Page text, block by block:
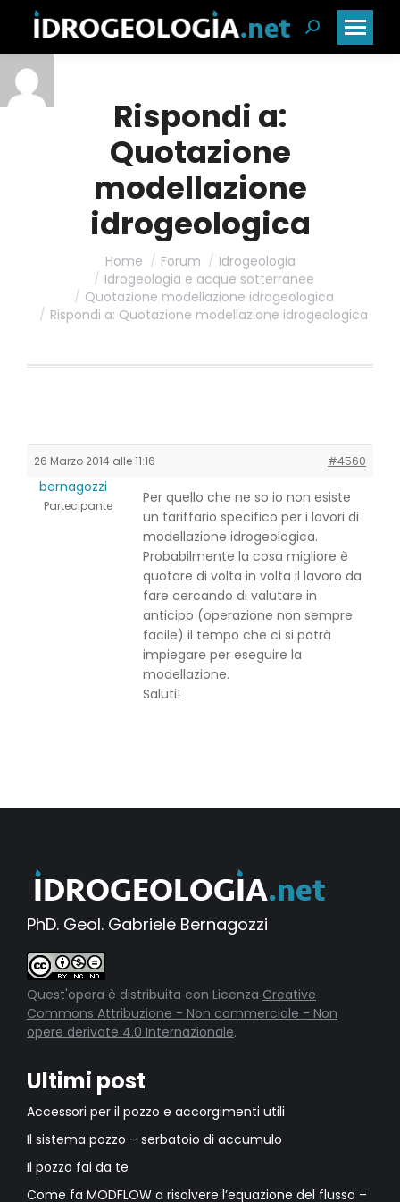
Cerca:
Rispondi a:
Quotazione
modellazione
idrogeologica
Home Forum
Idrogeologia
Idrogeologia e acque sotterranee
Quotazione modellazione idrogeologica
Rispondi a: Quotazione modellazione idrogeologica
26 Marzo 2014 alle 11:16 #4560
bernagozzi
Partecipante
Per quello che ne so io non esiste
un tariffario specifico per i lavori di
modellazione idrogeologica.
Probabilmente la cosa migliore è
quotare di volta in volta il lavoro da
fare cercando di valutare in
anticipo (operazione non sempre
facile) il tempo che ci si potrà
impiegare per eseguire la
modellazione.
Saluti!
PhD. Geol. Gabriele Bernagozzi
Quest'opera è distribuita con Licenza Creative
Commons Attribuzione - Non commerciale - Non
opere derivate 4.0 Internazionale.
Ultimi post
Accessori per il pozzo e accorgimenti utili
Il sistema pozzo – serbatoio di accumulo
Il pozzo fai da te
Come fa MODFLOW a risolvere l’equazione del flusso –